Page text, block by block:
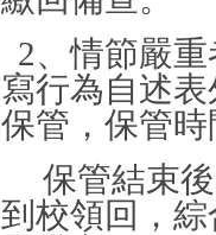
2、情節嚴
寫行為自述
保管，保管
保管結束
到校領回，